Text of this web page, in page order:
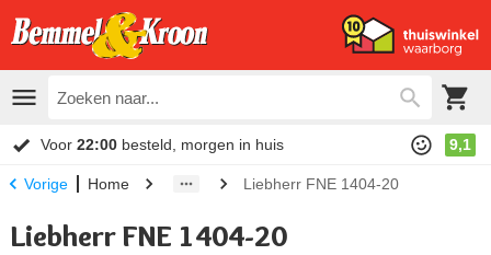
Voor 22:00 besteld, morgen in huis 9,1
Vorige Home Liebherr FNE 1404-20
Liebherr FNE 1404-20